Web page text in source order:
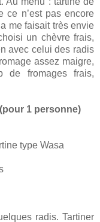
ce n’est pas encore
me faisait très envie
un chèvre frais,
avec celui des radis
assez maigre,
de fromages frais,
1 personne)
type Wasa
radis. Tartiner